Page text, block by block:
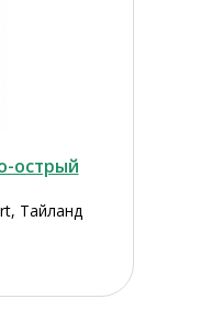
острый
Тайланд